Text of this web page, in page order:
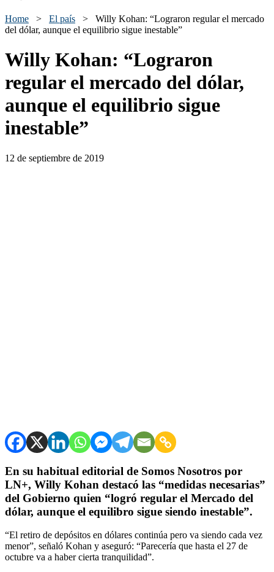
Home > El país > Willy Kohan: “Lograron regular el mercado
del dólar, aunque el equilibrio sigue inestable”
Willy Kohan: “Lograron
regular el mercado del dólar,
aunque el equilibrio sigue
inestable”
12 de septiembre de 2019
En su habitual editorial de Somos Nosotros por
LN+, Willy Kohan destacó las “medidas necesarias”
del Gobierno quien “logró regular el Mercado del
dólar, aunque el equilibro sigue siendo inestable”.
“El retiro de depósitos en dólares continúa pero va siendo cada vez
menor”, señaló Kohan y aseguró: “Parecería que hasta el 27 de
octubre va a haber cierta tranquilidad”.